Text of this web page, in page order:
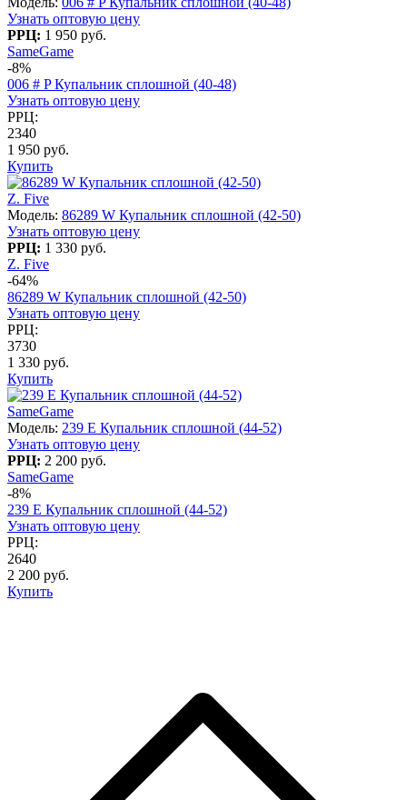
Узнать оптовую цену
РРЦ: 1 950 руб.
SameGame
-8%
006 # P Купальник сплошной (40-48)
Узнать оптовую цену
РРЦ:
2340
1 950 руб.
Купить
Z. Five
Модель: 86289 W Купальник сплошной (42-50)
Узнать оптовую цену
РРЦ: 1 330 руб.
Z. Five
-64%
86289 W Купальник сплошной (42-50)
Узнать оптовую цену
РРЦ:
3730
1 330 руб.
Купить
SameGame
Модель: 239 E Купальник сплошной (44-52)
Узнать оптовую цену
РРЦ: 2 200 руб.
SameGame
-8%
239 E Купальник сплошной (44-52)
Узнать оптовую цену
РРЦ:
2640
2 200 руб.
Купить